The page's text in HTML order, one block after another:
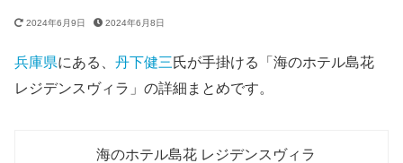
2024年6月9日 2024年6月8日
兵庫県にある、 丹下健三氏が手掛ける「海のホテル島花
レジデンスヴィラ」の詳細まとめです。
海のホテル島花 レジデンスヴィラ